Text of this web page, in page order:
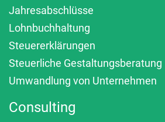
Jahresabschlüsse
Lohnbuchhaltung
Steuererklärungen
Steuerliche Gestaltungsberatung
Umwandlung von Unternehmen
Consulting